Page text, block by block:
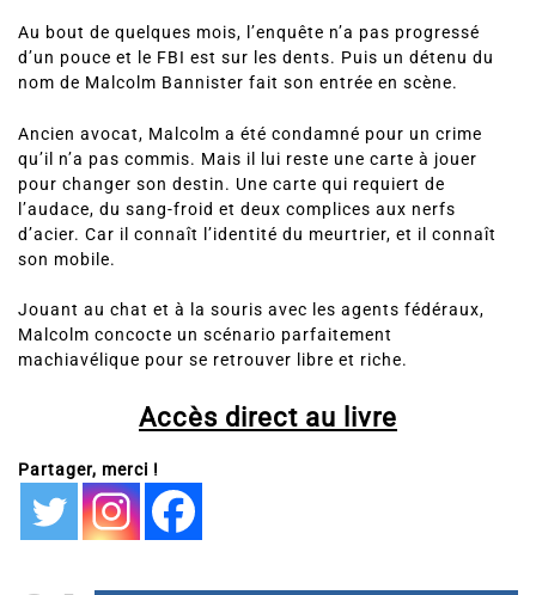
Au bout de quelques mois, l’enquête n’a pas progressé
d’un pouce et le FBI est sur les dents. Puis un détenu du
nom de Malcolm Bannister fait son entrée en scène.
Ancien avocat, Malcolm a été condamné pour un crime
qu’il n’a pas commis. Mais il lui reste une carte à jouer
pour changer son destin. Une carte qui requiert de
l’audace, du sang-froid et deux complices aux nerfs
d’acier. Car il connaît l’identité du meurtrier, et il connaît
son mobile.
Jouant au chat et à la souris avec les agents fédéraux,
Malcolm concocte un scénario parfaitement
machiavélique pour se retrouver libre et riche.
Accès direct au livre
Partager, merci !